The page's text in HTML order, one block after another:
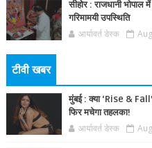
सीहोर : राजधानी
गरिमामयी उपस्थिति
आर्यावर्त डेस्क
टीवी खबर
मुंबई : क्या ‘Rise &
फिर मचेगा तहलका!
आर्यावर्त डेस्क